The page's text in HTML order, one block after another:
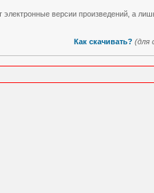
электронные версии произведений, а
Как скачивать? (для